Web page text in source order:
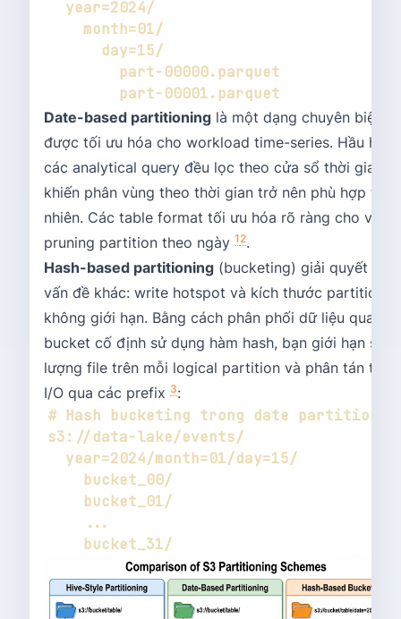
Date-based partitioning là một dạng chuyên biệt
được tối ưu hóa cho workload time-series. Hầu hết
các analytical query đều lọc theo cửa sổ thời gian,
khiến phân vùng theo thời gian trở nên phù hợp tự
nhiên. Các table format tối ưu hóa rõ ràng cho việc
pruning partition theo ngày 12.
Hash-based partitioning (bucketing) giải quyết một
vấn đề khác: write hotspot và kích thước partition
không giới hạn. Bằng cách phân phối dữ liệu qua
bucket cố định sử dụng hàm hash, bạn giới hạn số
lượng file trên mỗi logical partition và phân tán tải
I/O qua các prefix 3: